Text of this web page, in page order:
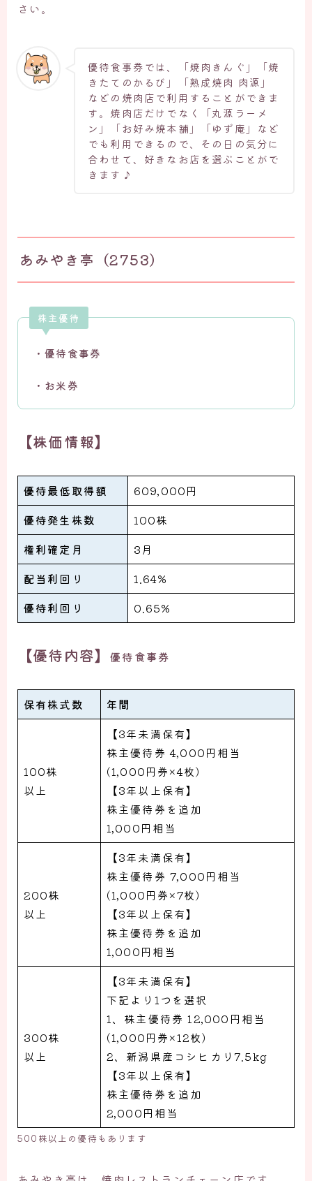
さい。
優待食事券では、「焼肉きんぐ」「焼
きたてのかるび」「熟成焼肉 肉源」
などの焼肉店で利用することができま
す。焼肉店だけでなく「丸源ラーメ
ン」「お好み焼本舗」「ゆず庵」など
でも利用できるので、その日の気分に
合わせて、好きなお店を選ぶことがで
きます♪
あみやき亭（2753）
株主優待
・優待食事券
・お米券
【株価情報】
優待最低取得額
609,000円
優待発生株数
100株
権利確定月
3月
配当利回り
1.64%
優待利回り
0.65%
【優待内容】優待食事券
保有株式数 年間
100株
以上
【3年未満保有】
株主優待券 4,000円相当
(1,000円券×4枚)
【3年以上保有】
株主優待券を追加
1,000円相当
200株
以上
【3年未満保有】
株主優待券 7,000円相当
(1,000円券×7枚)
【3年以上保有】
株主優待券を追加
1,000円相当
300株
以上
【3年未満保有】
下記より1つを選択
1、株主優待券 12,000円相当
(1,000円券×12枚)
2、新潟県産コシヒカリ7.5kg
【3年以上保有】
株主優待券を追加
2,000円相当
500株以上の優待もあります